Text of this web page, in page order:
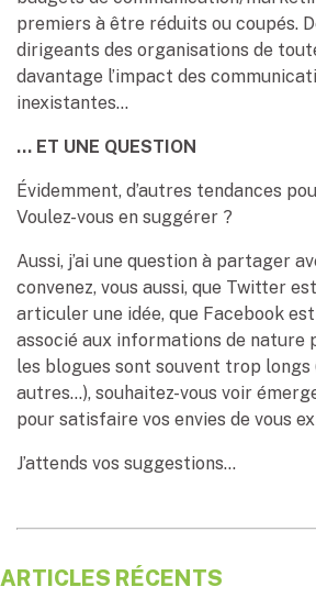
premiers à être réduits ou coupés.
dirigeants des organisations de
davantage l’impact des
inexistantes…
… ET UNE QUESTION
Évidemment, d’autres tendances
Voulez-vous en suggérer ?
Aussi, j’ai une question à partager
convenez, vous aussi, que Twitter
articuler une idée, que Facebook
associé aux informations de nature
les blogues sont souvent trop longs
autres…), souhaitez-vous voir
pour satisfaire vos envies de vous
J’attends vos suggestions…
ARTICLES RÉCENTS